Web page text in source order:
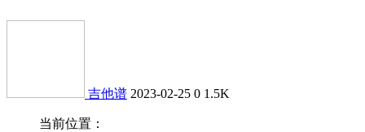
吉他谱 2023-02-25 0 1.5K
当前位置：